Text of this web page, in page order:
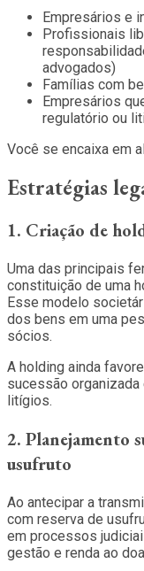
Empresários e
Profissionais
advogados)
Famílias com
Empresários
regulatório ou
Você se encaixa em
Estratégias
1. Criação de
Uma das principais
constituição de uma
Esse modelo
dos bens em uma
sócios.
A holding ainda
sucessão
litígios.
2. Planejamento
usufruto
Ao antecipar a
com reserva de
em processos
gestão e renda ao